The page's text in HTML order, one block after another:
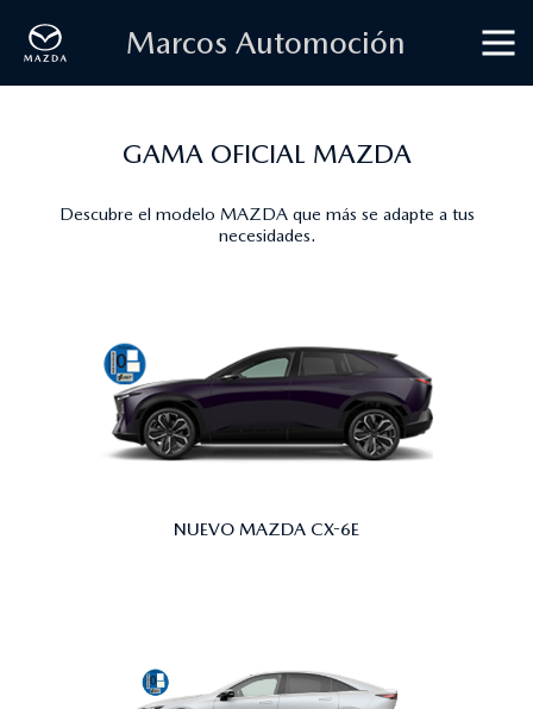
Marcos Automoción
GAMA OFICIAL MAZDA
Descubre el modelo MAZDA que más se adapte a tus
necesidades.
NUEVO MAZDA CX-6E